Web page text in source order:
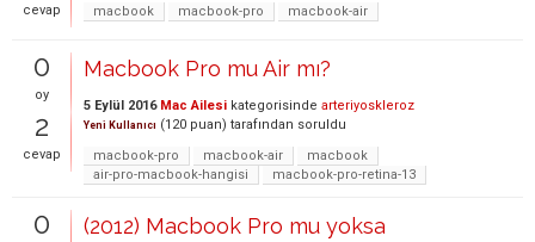
cevap
macbook
macbook-pro macbook-air
0
oy
2
cevap
Macbook Pro mu Air mı?
5 Eylül 2016 Mac Ailesi kategorisinde arteriyoskleroz
Yeni Kullanıcı (120 puan) tarafından soruldu
macbook-pro
macbook-air
macbook
air-pro-macbook-hangisi
macbook-pro-retina-13
0
(2012) Macbook Pro mu yoksa